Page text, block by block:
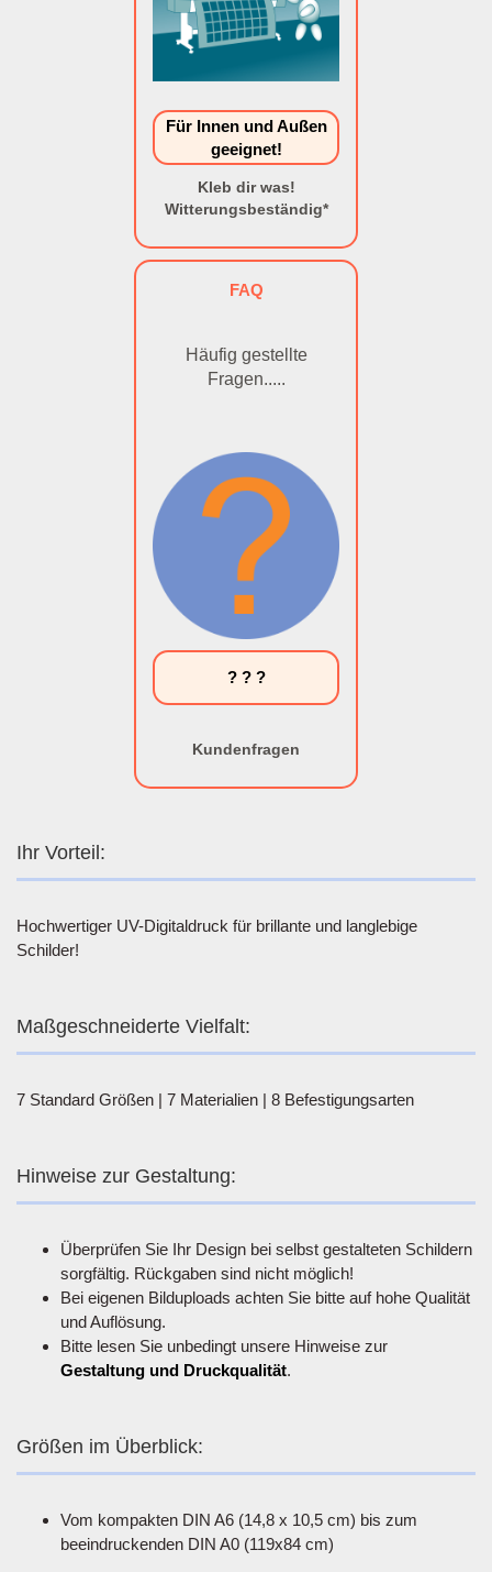
Für Innen und Außen
geeignet!
Kleb dir was!
Witterungsbeständig*
FAQ
Häufig gestellte
Fragen.....
? ? ?
Kundenfragen
Ihr Vorteil:
Hochwertiger UV-Digitaldruck für brillante und langlebige
Schilder!
Maßgeschneiderte Vielfalt:
7 Standard Größen | 7 Materialien | 8 Befestigungsarten
Hinweise zur Gestaltung:
Überprüfen Sie Ihr Design bei selbst gestalteten Schildern
sorgfältig. Rückgaben sind nicht möglich!
Bei eigenen Bilduploads achten Sie bitte auf hohe Qualität
und Auflösung.
Bitte lesen Sie unbedingt unsere Hinweise zur
Gestaltung und Druckqualität.
Größen im Überblick:
Vom kompakten DIN A6 (14,8 x 10,5 cm) bis zum
beeindruckenden DIN A0 (119x84 cm)